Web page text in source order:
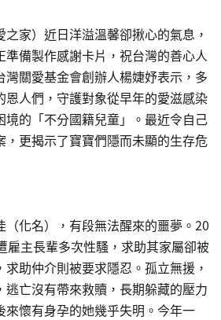
家）近日洋溢溫馨卻揪心的氣息，
準備製作感謝卡片，祝台灣的善心人
關愛基金會創辦人楊婕妤表示，多
恩人們，守護對象從早年的愛滋感染
境的「不分國籍兒童」。最近令自己
，更揭示了寶寶們隱而未顯的生存危
化名），有段無法醒來的噩夢。20
雇主長輩多次性騷，求助其家屬卻被
助仲介則被要求隱忍。孤立無援，
逃亡沒有帶來救贖，長期躲藏的壓力
來懷有身孕的她幾乎失明。今年一